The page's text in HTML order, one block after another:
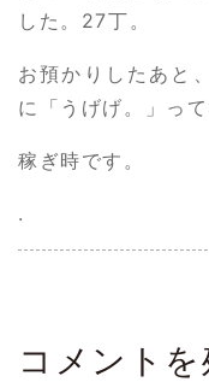
した。27丁。
お預かりしたあと
に「うげげ。」って
稼ぎ時です。
.
コメントを